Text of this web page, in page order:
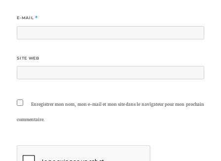
E-MAIL *
SITE WEB
Enregistrer mon nom, mon e-mail et mon site dans le navigateur pour mon prochain
commentaire.